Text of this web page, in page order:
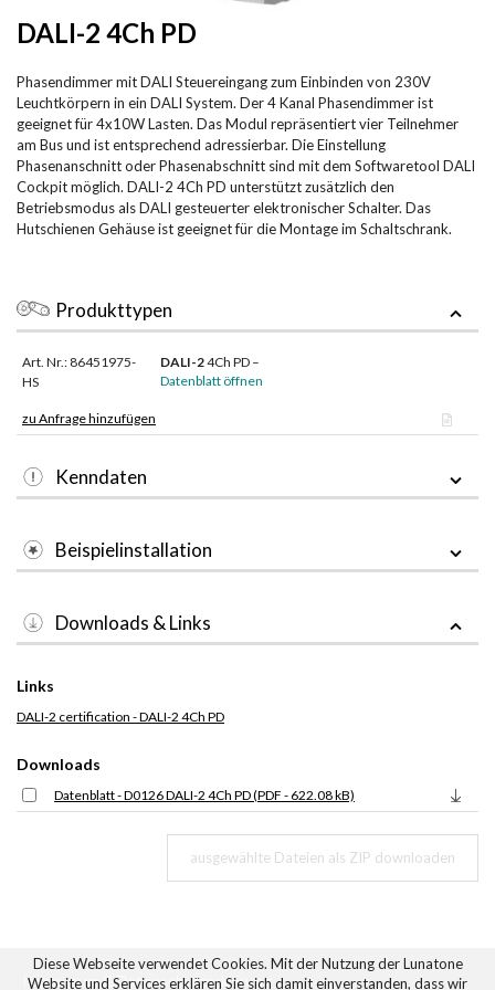
Diese Webseite verwendet Cookies. Mit der Nutzung der Lunatone
Website und Services erklären Sie sich damit einverstanden, dass wir
DALI-2 4Ch PD
Phasendimmer mit DALI Steuereingang zum Einbinden von 230V
Leuchtkörpern in ein DALI System. Der 4 Kanal Phasendimmer ist
geeignet für 4x10W Lasten. Das Modul repräsentiert vier Teilnehmer
am Bus und ist entsprechend adressierbar. Die Einstellung
Phasenanschnitt oder Phasenabschnitt sind mit dem Softwaretool DALI
Cockpit möglich. DALI-2 4Ch PD unterstützt zusätzlich den
Betriebsmodus als DALI gesteuerter elektronischer Schalter. Das
Hutschienen Gehäuse ist geeignet für die Montage im Schaltschrank.
Produkttypen
Art. Nr.: 86451975-
HS
DALI-24Ch PD –
Datenblatt öffnen
zu Anfrage hinzufügen
Kenndaten
Beispielinstallation
Downloads & Links
Links
DALI-2 certification - DALI-2 4Ch PD
Downloads
Datenblatt - D0126 DALI-2 4Ch PD (PDF - 622.08 kB)
Impressum&Datenschutzerklärung